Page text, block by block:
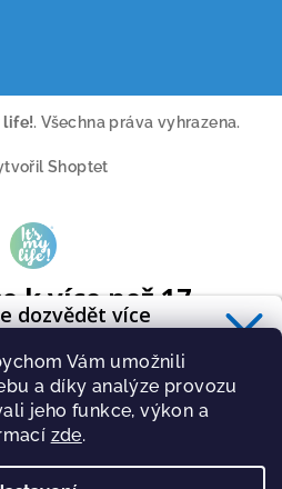
Vám umožnili
a díky analýze provozu
jeho funkce, výkon a
zde.
life!. Všechna práva vyhrazena.
Shoptet
k více než 17
odběratelů
o novinkách ze světa cvičení a
stravy.
dozvědět více
výživě?
odběru newsletteru.